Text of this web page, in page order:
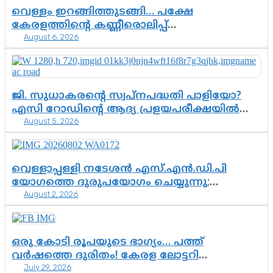
വെള്ളം ഇറങ്ങിത്തുടങ്ങി… പക്ഷേ
കേരളത്തിന്റെ കണ്ണീരൊലിപ്പ്
എന്നവസാനിക്കും?
August 6, 2026
ജി. സുധാകരന്റെ സ്വപ്നപദ്ധതി പാളിയോ?
എസി റോഡിന്റെ ആദ്യ പ്രളയപരീക്ഷയിൽ
ഉയരുന്നത് ഗുരുതര ചോദ്യങ്ങൾ
August 5, 2026
വെള്ളാപ്പള്ളി നടേശൻ എസ്.എൻ.ഡി.പി
യോഗത്തെ ദുരുപയോഗം ചെയ്യുന്നു;
ശ്രീനാരായണ പ്രസ്ഥാനത്തെ കാർന്നുതിന്നുന്ന
വിഷവിത്ത്: ഗോകുലം ഗോപാലൻ
August 2, 2026
ഒരു കോടി രൂപയുടെ ഭാഗ്യം… പത്ത്
വർഷത്തെ ദുരിതം! കേരള ലോട്ടറി
സംവിധാനത്തെ ചോദ്യം ചെയ്ത് കോയയുടെ
July 29, 2026